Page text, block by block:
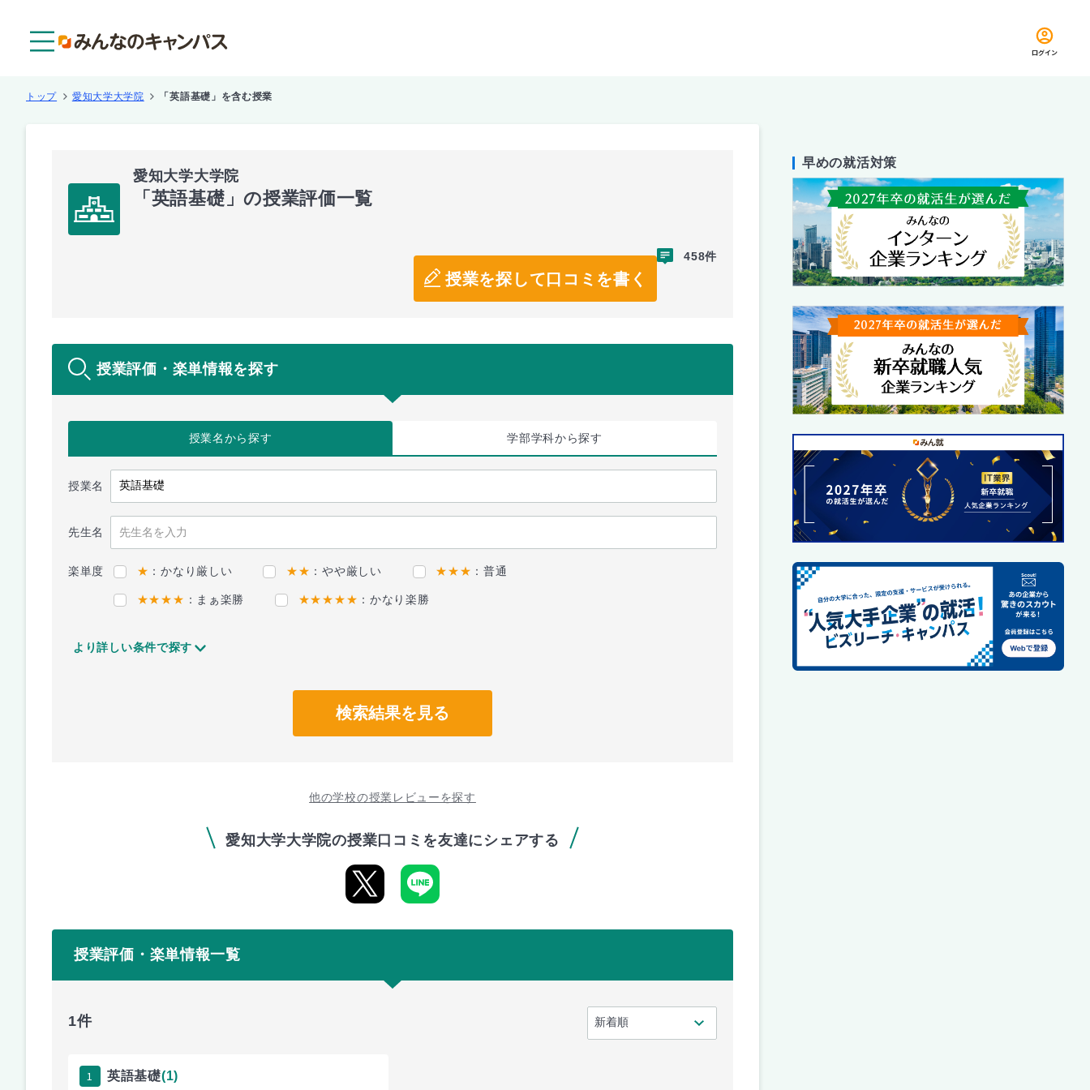
ログイン
トップ 愛知大学大学院 「英語基礎」を含む授業
愛知大学大学院
「英語基礎」の授業評価一覧
授業を探して口コミを書く
458件
授業評価・楽単情報を探す
授業名から探す 学部学科から探す
授業名
先生名
楽単度 ★ ：かなり厳しい ★★ ：やや厳しい ★★★ ：普通
★★★★ ：まぁ楽勝 ★★★★★ ：かなり楽勝
より詳しい条件で探す
検索結果を見る
他の学校の授業レビューを探す
愛知大学大学院の授業口コミを友達にシェアする
授業評価・楽単情報一覧
1件
1 英語基礎(1)
早めの就活対策